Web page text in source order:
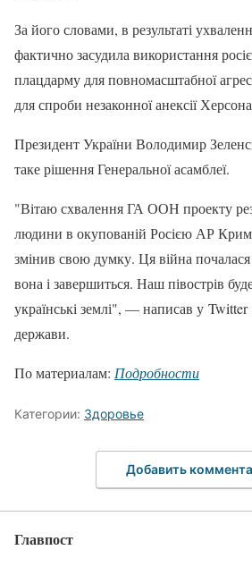
За його словами, в результаті
фактично засудила використання
плацдарму для повномасштабної
для спроби незаконної анексії
Президент України Володимир
таке рішення Генеральної асамблеї.
"Вітаю схвалення ГА ООН проекту
людини в окупованій Росією АР
змінив свою думку. Ця війна
вона і завершиться. Наш півострів
українські землі", — написав у Twitter
держави.
По материалам: Подробности
Категории: Здоровье
Добавить
Главпост